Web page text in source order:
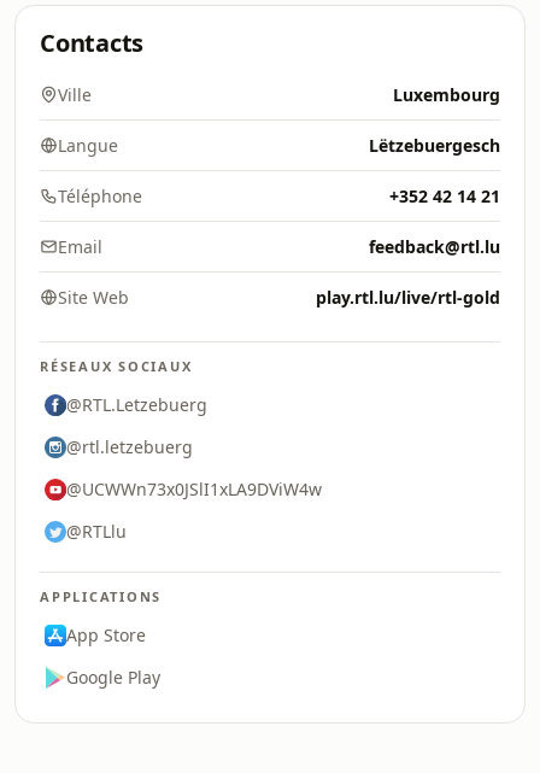
Contacts
Ville Luxembourg
Langue Lëtzebuergesch
Téléphone +352 42 14 21
Email feedback@rtl.lu
Site Web play.rtl.lu/live/rtl-gold
RÉSEAUX SOCIAUX
@RTL.Letzebuerg
@rtl.letzebuerg
@UCWWn73x0JSlI1xLA9DViW4w
@RTLlu
APPLICATIONS
App Store
Google Play